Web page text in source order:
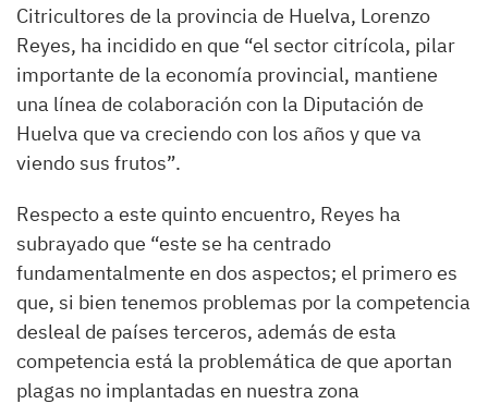
Citricultores de la provincia de Huelva, Lorenzo
Reyes, ha incidido en que “el sector citrícola, pilar
importante de la economía provincial, mantiene
una línea de colaboración con la Diputación de
Huelva que va creciendo con los años y que va
viendo sus frutos”.
Respecto a este quinto encuentro, Reyes ha
subrayado que “este se ha centrado
fundamentalmente en dos aspectos; el primero es
que, si bien tenemos problemas por la competencia
desleal de países terceros, además de esta
competencia está la problemática de que aportan
plagas no implantadas en nuestra zona